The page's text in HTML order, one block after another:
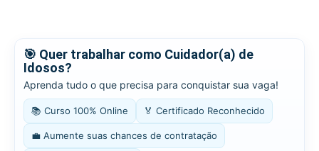
🎯 Quer trabalhar como Cuidador(a) de
Idosos?
Aprenda tudo o que precisa para conquistar sua vaga!
📚 Curso 100% Online 🏅 Certificado Reconhecido
💼 Aumente suas chances de contratação